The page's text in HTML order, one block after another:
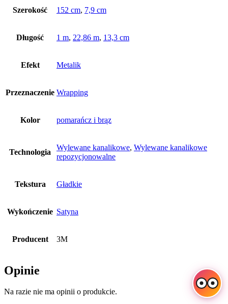
Szerokość 152 cm, 7,9 cm
Długość 1 m, 22,86 m, 13,3 cm
Efekt Metalik
Przeznaczenie Wrapping
Kolor pomarańcz i brąz
Technologia
Wylewane kanalikowe, Wylewane kanalikowe
repozycjonowalne
Tekstura Gładkie
Wykończenie Satyna
Producent 3M
Opinie
Na razie nie ma opinii o produkcie.